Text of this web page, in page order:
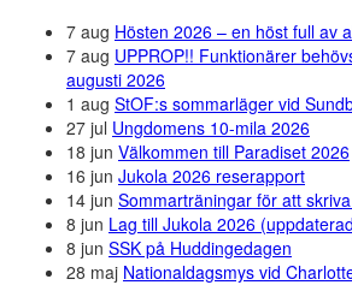
7 aug Hösten 2026 – en höst full av
7 aug UPPROP!! Funktionärer
augusti 2026
1 aug StOF:s sommarläger vid
27 jul Ungdomens 10-mila 2026
18 jun Välkommen till Paradiset 2026
16 jun Jukola 2026 reserapport
14 jun Sommarträningar för att
8 jun Lag till Jukola 2026
8 jun SSK på Huddingedagen
28 maj Nationaldagsmys vid